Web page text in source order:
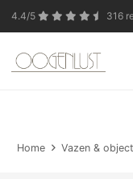
4.4/5 316
In verband met
Home Vazen &